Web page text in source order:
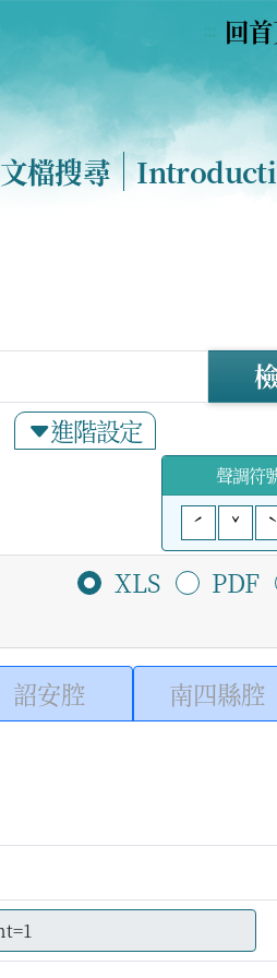
回
文檔搜尋
進階設定
聲調符
ˊ
ˇ ˋ
XLS PDF
詔安腔 南四縣腔